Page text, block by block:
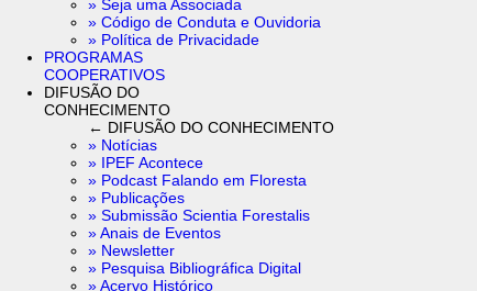
» Seja uma Associada
» Código de Conduta e Ouvidoria
» Política de Privacidade
PROGRAMAS
COOPERATIVOS
DIFUSÃO DO
CONHECIMENTO
← DIFUSÃO DO CONHECIMENTO
» Notícias
» IPEF Acontece
» Podcast Falando em Floresta
» Publicações
» Submissão Scientia Forestalis
» Anais de Eventos
» Newsletter
» Pesquisa Bibliográfica Digital
» Acervo Histórico